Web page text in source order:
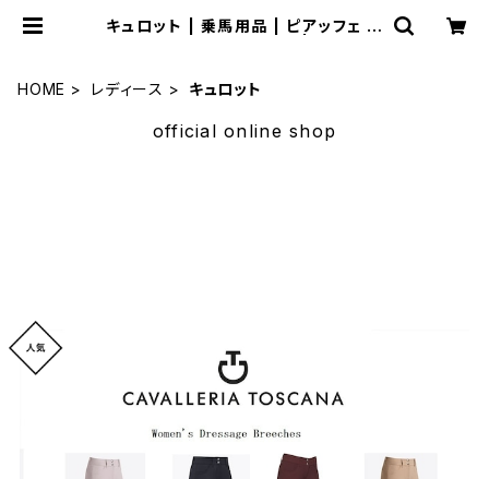
キュロット | 乗馬用品 | ピアッフェ 公
HOME レディース キュロット
official online shop